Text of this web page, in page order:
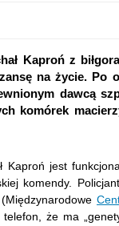
Kaproń z
na życie. Po
dawcą
komórek
Kaproń jest
komendy.
że ma